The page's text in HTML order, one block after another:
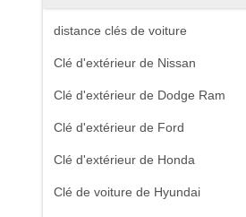
distance clés de voiture
Clé d'extérieur de Nissan
Clé d'extérieur de Dodge Ram
Clé d'extérieur de Ford
Clé d'extérieur de Honda
Clé de voiture de Hyundai